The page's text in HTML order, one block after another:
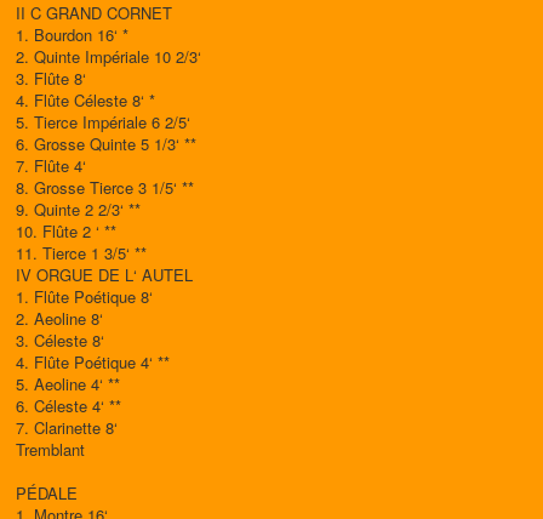
II C GRAND CORNET
1. Bourdon 16‘ *
2. Quinte Impériale 10 2/3‘
3. Flûte 8‘
4. Flûte Céleste 8‘ *
5. Tierce Impériale 6 2/5‘
6. Grosse Quinte 5 1/3‘ **
7. Flûte 4‘
8. Grosse Tierce 3 1/5‘ **
9. Quinte 2 2/3‘ **
10. Flûte 2 ‘ **
11. Tierce 1 3/5‘ **
IV ORGUE DE L‘ AUTEL
1. Flûte Poétique 8‘
2. Aeoline 8‘
3. Céleste 8‘
4. Flûte Poétique 4‘ **
5. Aeoline 4‘ **
6. Céleste 4‘ **
7. Clarinette 8‘
Tremblant
PÉDALE